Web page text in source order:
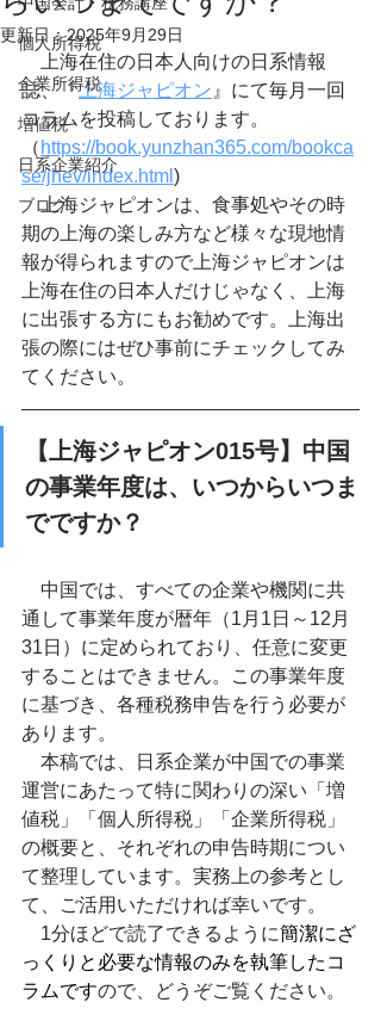
個人所得税
企業所得税
増値税
日系企業紹介
ブログ
更新日：2025年9月29日
上海在住の日本人向けの日系情報
誌、『上海ジャピオン 』にて毎月一回
コラムを投稿しております。
（ https://book.yunzhan365.com/bookca
se/jhev/index.html )
上海ジャピオンは、食事処やその時
期の上海の楽しみ方など様々な現地情
報が得られますので上海ジャピオンは
上海在住の日本人だけじゃなく、上海
に出張する方にもお勧めです。上海出
張の際にはぜひ事前にチェックしてみ
てください。
【上海ジャピオン015号】中国
の事業年度は、いつからいつま
でですか？
中国では、すべての企業や機関に共
通して事業年度が暦年（1月1日～12月
31日）に定められており、任意に変更
することはできません。この事業年度
に基づき、各種税務申告を行う必要が
あります。
本稿では、日系企業が中国での事業
運営にあたって特に関わりの深い「増
値税」「個人所得税」「企業所得税」
の概要と、それぞれの申告時期につい
て整理しています。実務上の参考とし
て、ご活用いただければ幸いです。
1分ほどで読了できるように簡潔にざ
っくりと必要な情報のみを執筆したコ
ラムですので、どうぞご覧ください。